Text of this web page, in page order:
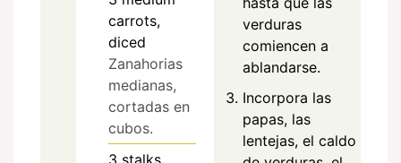
carrots,
diced
Zanahorias
medianas,
cortadas en
cubos.
3 stalks
verduras
comiencen a
ablandarse.
Incorpora las
papas, las
lentejas, el caldo